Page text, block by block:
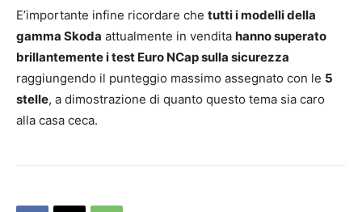
E’importante infine ricordare che tutti i modelli della
gamma Skoda attualmente in vendita hanno superato
brillantemente i test Euro NCap sulla sicurezza
raggiungendo il punteggio massimo assegnato con le 5
stelle, a dimostrazione di quanto questo tema sia caro
alla casa ceca.